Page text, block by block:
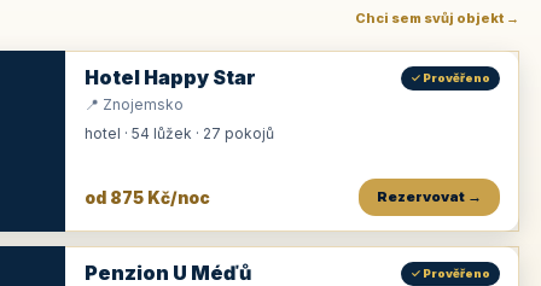
Chci sem svůj objekt →
Hotel Happy Star ✓ Prověřeno
📍 Znojemsko
hotel · 54 lůžek · 27 pokojů
od 875 Kč/noc Rezervovat →
Penzion U Méďů ✓ Prověřeno